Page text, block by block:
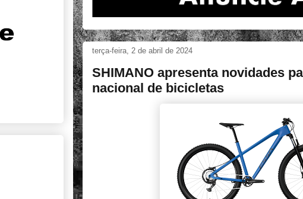
terça-feira, 2 de abril de 2024
SHIMANO apresenta novidades
nacional de bicicletas